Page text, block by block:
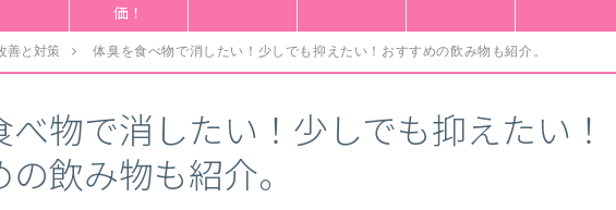
価！
善と対策 体臭を食べ物で消したい！少しでも抑えたい！おすすめの飲み物も紹介。
べ物で消したい！少しでも抑えたい！
飲み物も紹介。